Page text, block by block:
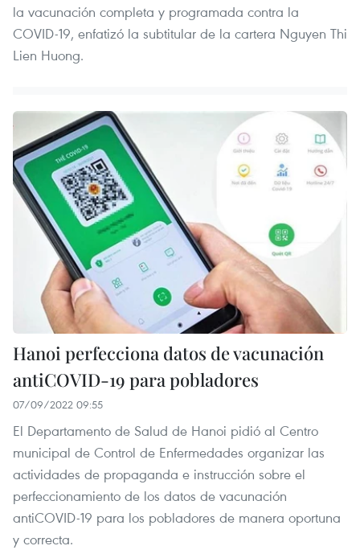
la vacunación completa y programada contra la
COVID-19, enfatizó la subtitular de la cartera Nguyen Thi
Lien Huong.
Hanoi perfecciona datos de vacunación
antiCOVID-19 para pobladores
07/09/2022 09:55
El Departamento de Salud de Hanoi pidió al Centro
municipal de Control de Enfermedades organizar las
actividades de propaganda e instrucción sobre el
perfeccionamiento de los datos de vacunación
antiCOVID-19 para los pobladores de manera oportuna
y correcta.